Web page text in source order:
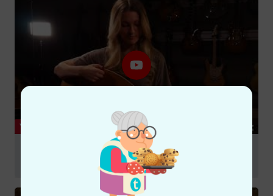
YOUTUBE
ALIYA CYCON demoing the Multioud Ambiance